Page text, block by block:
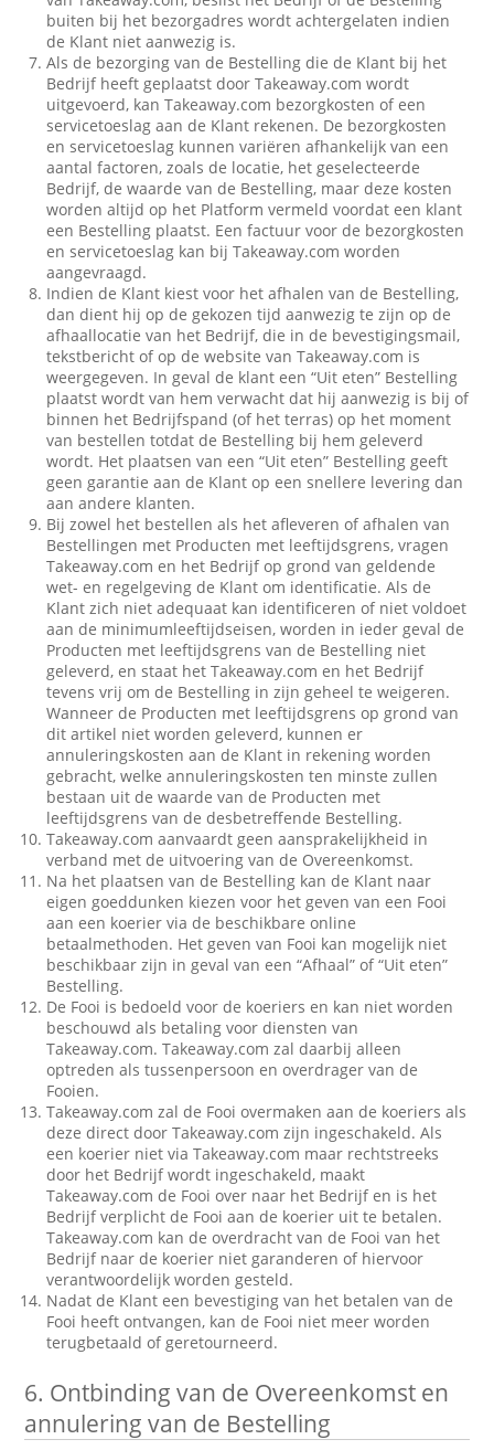
buiten bij het bezorgadres wordt achtergelaten indien
de Klant niet aanwezig is.
Als de bezorging van de Bestelling die de Klant bij het
Bedrijf heeft geplaatst door Takeaway.com wordt
uitgevoerd, kan Takeaway.com bezorgkosten of een
servicetoeslag aan de Klant rekenen. De bezorgkosten
en servicetoeslag kunnen variëren afhankelijk van een
aantal factoren, zoals de locatie, het geselecteerde
Bedrijf, de waarde van de Bestelling, maar deze kosten
worden altijd op het Platform vermeld voordat een klant
een Bestelling plaatst. Een factuur voor de bezorgkosten
en servicetoeslag kan bij Takeaway.com worden
aangevraagd.
Indien de Klant kiest voor het afhalen van de Bestelling,
dan dient hij op de gekozen tijd aanwezig te zijn op de
afhaallocatie van het Bedrijf, die in de bevestigingsmail,
tekstbericht of op de website van Takeaway.com is
weergegeven. In geval de klant een “Uit eten” Bestelling
plaatst wordt van hem verwacht dat hij aanwezig is bij of
binnen het Bedrijfspand (of het terras) op het moment
van bestellen totdat de Bestelling bij hem geleverd
wordt. Het plaatsen van een “Uit eten” Bestelling geeft
geen garantie aan de Klant op een snellere levering dan
aan andere klanten.
Bij zowel het bestellen als het afleveren of afhalen van
Bestellingen met Producten met leeftijdsgrens, vragen
Takeaway.com en het Bedrijf op grond van geldende
wet- en regelgeving de Klant om identificatie. Als de
Klant zich niet adequaat kan identificeren of niet voldoet
aan de minimumleeftijdseisen, worden in ieder geval de
Producten met leeftijdsgrens van de Bestelling niet
geleverd, en staat het Takeaway.com en het Bedrijf
tevens vrij om de Bestelling in zijn geheel te weigeren.
Wanneer de Producten met leeftijdsgrens op grond van
dit artikel niet worden geleverd, kunnen er
annuleringskosten aan de Klant in rekening worden
gebracht, welke annuleringskosten ten minste zullen
bestaan uit de waarde van de Producten met
leeftijdsgrens van de desbetreffende Bestelling.
Takeaway.com aanvaardt geen aansprakelijkheid in
verband met de uitvoering van de Overeenkomst.
Na het plaatsen van de Bestelling kan de Klant naar
eigen goeddunken kiezen voor het geven van een Fooi
aan een koerier via de beschikbare online
betaalmethoden. Het geven van Fooi kan mogelijk niet
beschikbaar zijn in geval van een “Afhaal” of “Uit eten”
Bestelling.
De Fooi is bedoeld voor de koeriers en kan niet worden
beschouwd als betaling voor diensten van
Takeaway.com. Takeaway.com zal daarbij alleen
optreden als tussenpersoon en overdrager van de
Fooien.
Takeaway.com zal de Fooi overmaken aan de koeriers als
deze direct door Takeaway.com zijn ingeschakeld. Als
een koerier niet via Takeaway.com maar rechtstreeks
door het Bedrijf wordt ingeschakeld, maakt
Takeaway.com de Fooi over naar het Bedrijf en is het
Bedrijf verplicht de Fooi aan de koerier uit te betalen.
Takeaway.com kan de overdracht van de Fooi van het
Bedrijf naar de koerier niet garanderen of hiervoor
verantwoordelijk worden gesteld.
Nadat de Klant een bevestiging van het betalen van de
Fooi heeft ontvangen, kan de Fooi niet meer worden
terugbetaald of geretourneerd.
6. Ontbinding van de Overeenkomst en
annulering van de Bestelling